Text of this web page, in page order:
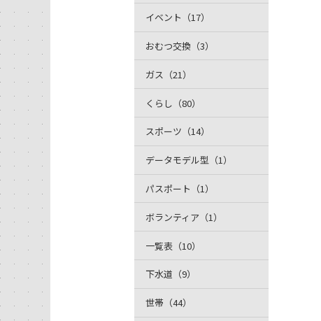
イベント（17）
おむつ交換（3）
ガス（21）
くらし（80）
スポーツ（14）
データモデル型（1）
パスポート（1）
ボランティア（1）
一覧表（10）
下水道（9）
世帯（44）